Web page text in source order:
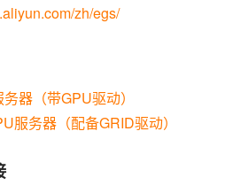
zh/egs/
器（带GPU驱动）
服务器（配备GRID驱动）